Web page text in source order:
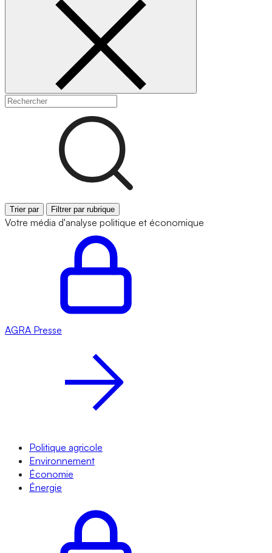
Trier par Filtrer par rubrique
Votre média d'analyse politique et économique
AGRA Presse
Politique agricole
Environnement
Économie
Énergie